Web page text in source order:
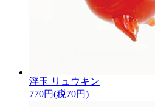
浮玉 リュウキン
770円(税70円)